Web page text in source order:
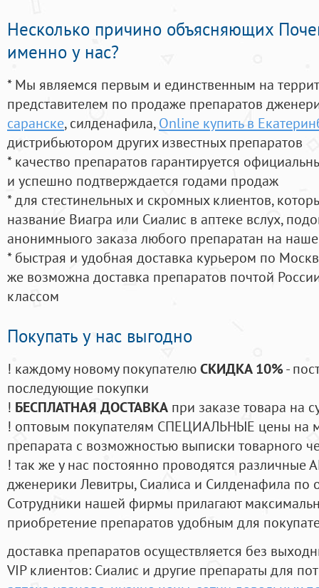
Несколько причино объясняющих
именно у нас?
* Мы являемся первым и единственным на
представителем по продаже препаратов
саранске, силденафила, Online купить в
дистрибьютором других известных препаратов
* качество препаратов гарантируется
и успешно подтверждается годами продаж
* для стестинельных и скромных клиентов,
название Виагра или Сиалис в аптеке вслух,
анонимныого заказа любого препаратан на
* быстрая и удобная доставка курьером по
же возможна доставка препаратов почтой
классом
Покупать у нас выгодно
! каждому новому покупателюСКИДКА 10%-
последующие покупки
! БЕСПЛАТНАЯ ДОСТАВКА при заказе товара на
! оптовым покупателям СПЕЦИАЛЬНЫЕ цены на
препарата с возможностью выписки товарного
! так же у нас постоянно проводятся
дженерики Левитры, Сиалиса и Силденафила по
Cотрудники нашей фирмы прилагают
приобретение препаратов удобным для
доставка препаратов осуществляется без
VIP клиентов: Сиалис и другие препараты для